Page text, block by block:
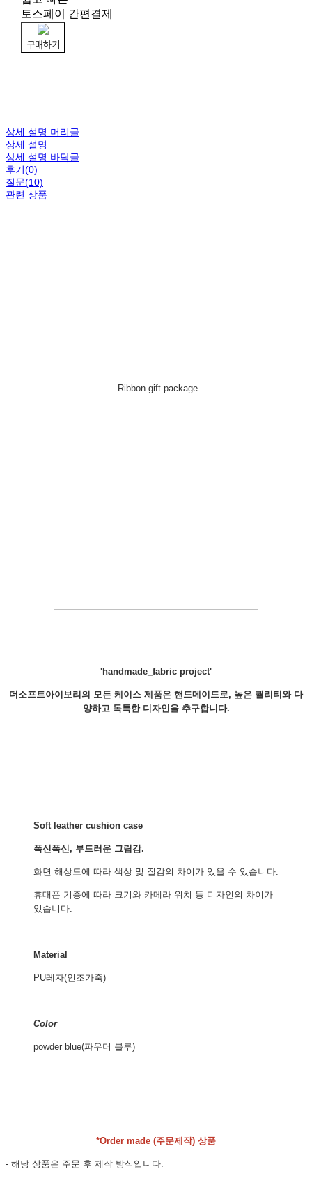
토스페이 간편결제
구매하기
상세 설명 머리글
상세 설명
상세 설명 바닥글
후기(0)
질문(10)
관련 상품
Ribbon gift package
'handmade_fabric project'
더소프트아이보리의 모든 케이스 제품은 핸드메이드로, 높은 퀄리티와 다
양하고 독특한 디자인을 추구합니다.
Soft leather cushion case
폭신폭신, 부드러운 그립감.
화면 해상도에 따라 색상 및 질감의 차이가 있을 수 있습니다.
휴대폰 기종에 따라 크기와 카메라 위치 등 디자인의 차이가
있습니다.
Material
PU레자(인조가죽)
Color
powder blue(파우더 블루)
*Order made (주문제작) 상품
- 해당 상품은 주문 후 제작 방식입니다.